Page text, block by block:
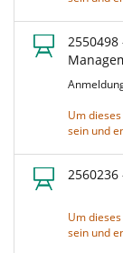
Um
sein und
Um
sein und